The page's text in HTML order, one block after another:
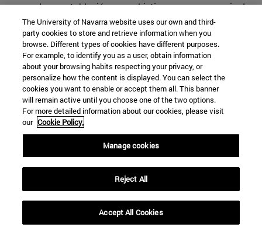
cuando se estableció como objetivo crear un espacio de
libertad, seguridad y justicia, tratando la materia de
inmigración y asilo como una competencia compartida.
Ya en octubre de 1999, el Consejo Europeo celebró una
sesión especial para la creación de un espacio de
libertad, seguridad y justicia en la Unión Europea,
concluyendo con la necesidad de crear un Sistema
Europeo Común de Asilo (SECA) (CIDOB, 2017)[3] .
Finalmente, estas políticas en materia de asilo se
convierten en materia común con el Tratado de Lisboa y
su desarrollo en el TFUE.
Actualmente, su razón de ser está recogida en el art 67 y
siguientes del TFUE, donde se establece que la Unión
constituye un espacio de libertad, seguridad y justicia
dentro del respeto de los derechos fundamentales y de
los distintos sistemas y tradiciones jurídicos de los
The University of Navarra website uses our own and third-
party cookies to store and retrieve information when you
browse. Different types of cookies have different purposes.
For example, to identify you as a user, obtain information
about your browsing habits respecting your privacy, or
personalize how the content is displayed. You can select the
cookies you want to enable or accept them all. This banner
will remain active until you choose one of the two options.
For more detailed information about our cookies, please visit
our Cookie Policy.
Manage cookies
Reject All
Accept All Cookies